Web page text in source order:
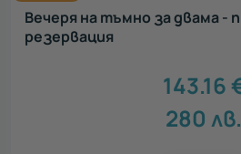
Вечеря на тъмно за двама -
резервация
143.16
280 лв.